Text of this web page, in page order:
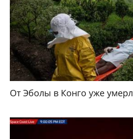
От Эболы в Конго уже